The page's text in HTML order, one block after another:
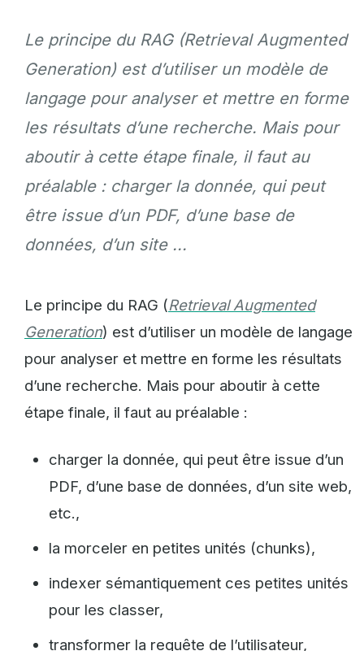
Le principe du RAG (Retrieval Augmented
Generation) est d’utiliser un modèle de
langage pour analyser et mettre en forme
les résultats d’une recherche. Mais pour
aboutir à cette étape finale, il faut au
préalable : charger la donnée, qui peut
être issue d’un PDF, d’une base de
données, d’un site ...
Le principe du RAG (Retrieval Augmented
Generation) est d’utiliser un modèle de langage
pour analyser et mettre en forme les résultats
d’une recherche. Mais pour aboutir à cette
étape finale, il faut au préalable :
charger la donnée, qui peut être issue d’un
PDF, d’une base de données, d’un site web,
etc.,
la morceler en petites unités (chunks),
indexer sémantiquement ces petites unités
pour les classer,
transformer la requête de l’utilisateur,